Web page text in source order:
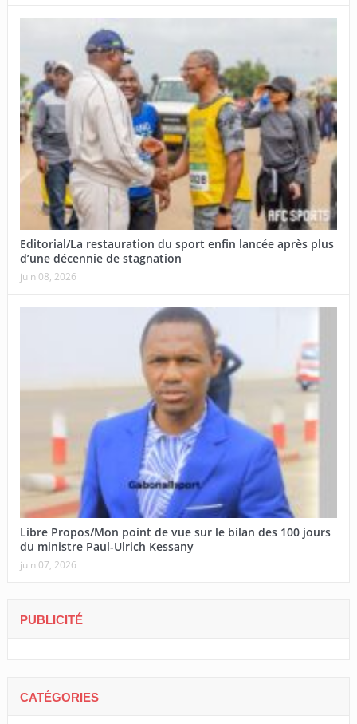
Editorial/La restauration du sport enfin lancée après plus
d’une décennie de stagnation
juin 08, 2026
Libre Propos/Mon point de vue sur le bilan des 100 jours
du ministre Paul-Ulrich Kessany
juin 07, 2026
PUBLICITÉ
CATÉGORIES